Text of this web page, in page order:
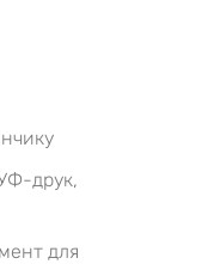
друк,
для